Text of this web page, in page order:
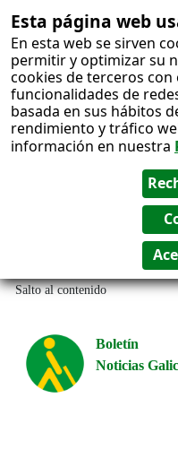
Esta página web
En esta web se sirven
permitir y optimizar su
cookies de terceros
funcionalidades de
basada en sus hábitos
rendimiento y tráfico
información en nuestra
Salto al contenido
Boletín
Noticias